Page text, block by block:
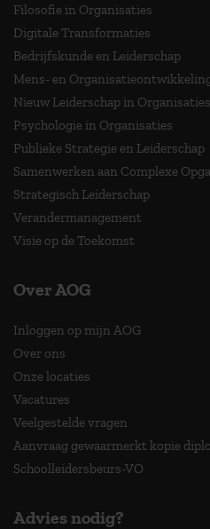
Filosofie in Organisaties
Digitale Transformaties
Bedrijfskunde en Leiderschap
Mens- en
Nieuw Leiderschap in Organisaties
Psychologie in Organisaties
Publieke Strategie en Leiderschap
Samenwerken aan Complexe
Strategisch Leiderschap
Verandermanagement
Visie op de Toekomst
Over AOG
Inloggen op mijn AOG
Over ons
Onze locaties
Vacatures
Veelgestelde vragen
Aanvraag gewaarmerkt kopie
Schoolleidersbeurs-VO
Advies nodig?